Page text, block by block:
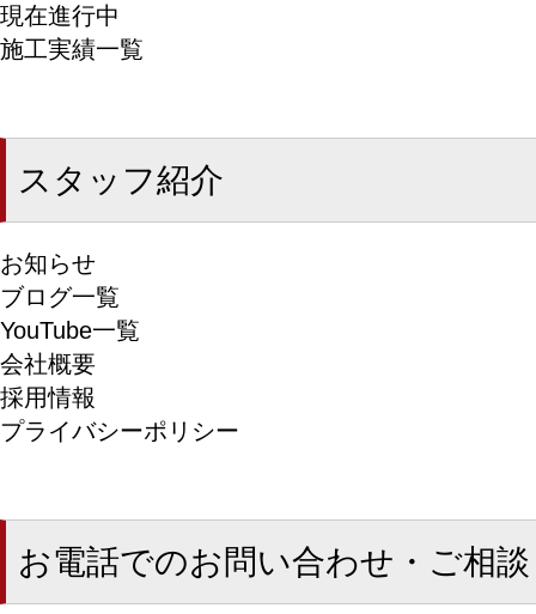
現在進行中
施工実績一覧
スタッフ紹介
お知らせ
ブログ一覧
YouTube一覧
会社概要
採用情報
プライバシーポリシー
お電話でのお問い合わせ・ご相談